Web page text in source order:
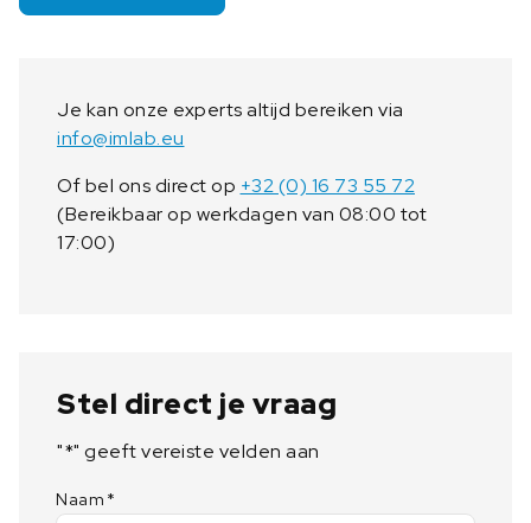
Je kan onze experts altijd bereiken via
info@imlab.eu
Of bel ons direct op +32 (0) 16 73 55 72
(Bereikbaar op werkdagen van 08:00 tot
17:00)
Stel direct je vraag
"*" geeft vereiste velden aan
Naam *